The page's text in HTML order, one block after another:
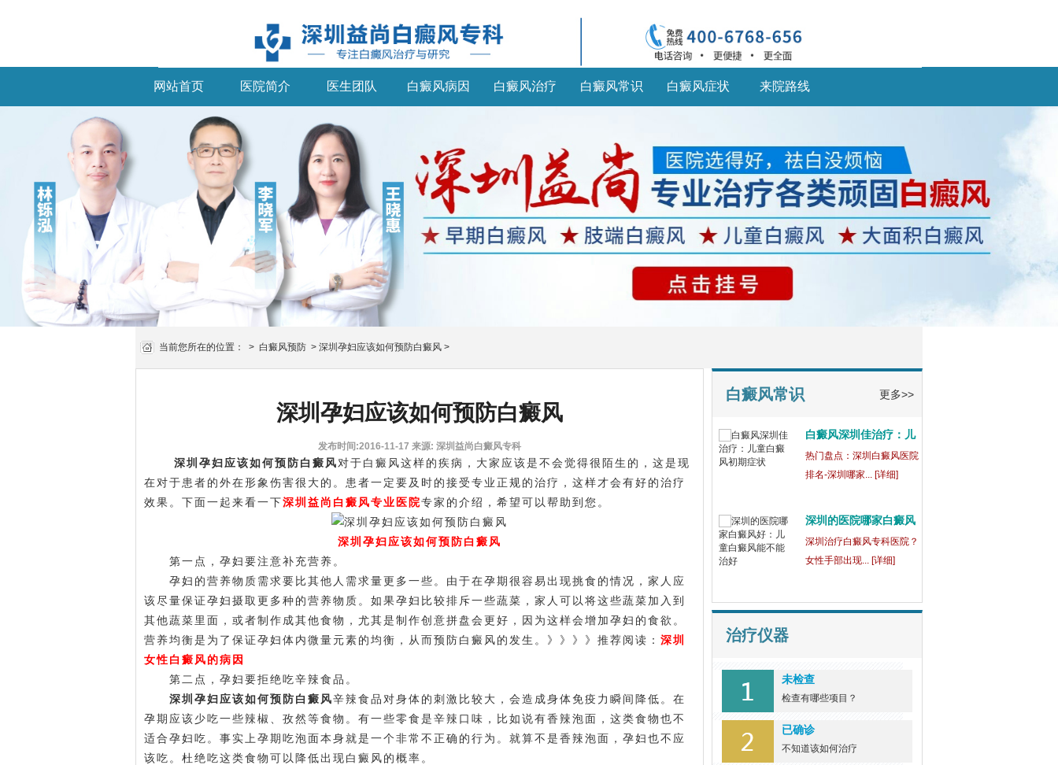
网站首页 医院简介 医生团队 白癜风病因 白癜风治疗 白癜风常识 白癜风症状 来院路线
当前您所在的位置： > 白癜风预防 > 深圳孕妇应该如何预防白癜风 >
深圳孕妇应该如何预防白癜风
发布时间:2016-11-17 来源: 深圳益尚白癜风专科
深圳孕妇应该如何预防白癜风对于白癜风这样的疾病，大家应该是不会觉得很陌生的，这是现
在对于患者的外在形象伤害很大的。患者一定要及时的接受专业正规的治疗，这样才会有好的治疗
效果。下面一起来看一下深圳益尚白癜风专业医院专家的介绍，希望可以帮助到您。
深圳孕妇应该如何预防白癜风
第一点，孕妇要注意补充营养。
孕妇的营养物质需求要比其他人需求量更多一些。由于在孕期很容易出现挑食的情况，家人应
该尽量保证孕妇摄取更多种的营养物质。如果孕妇比较排斥一些蔬菜，家人可以将这些蔬菜加入到
其他蔬菜里面，或者制作成其他食物，尤其是制作创意拼盘会更好，因为这样会增加孕妇的食欲。
营养均衡是为了保证孕妇体内微量元素的均衡，从而预防白癜风的发生。》》》》推荐阅读： 深圳
女性白癜风的病因
第二点，孕妇要拒绝吃辛辣食品。
深圳孕妇应该如何预防白癜风辛辣食品对身体的刺激比较大，会造成身体免疫力瞬间降低。在
孕期应该少吃一些辣椒、孜然等食物。有一些零食是辛辣口味，比如说有香辣泡面，这类食物也不
适合孕妇吃。事实上孕期吃泡面本身就是一个非常不正确的行为。就算不是香辣泡面，孕妇也不应
该吃。杜绝吃这类食物可以降低出现白癜风的概率。
白癜风常识 更多>>
【健康指南】深圳中医白癜
风医院[三强公... [详细]
白癜风深圳佳治疗：儿
热门盘点：深圳白癜风医院
排名-深圳哪家... [详细]
深圳的医院哪家白癜风
深圳治疗白癜风专科医院？
女性手部出现... [详细]
治疗仪器
未检查
检查有哪些项目？
已确诊
不知道该如何治疗